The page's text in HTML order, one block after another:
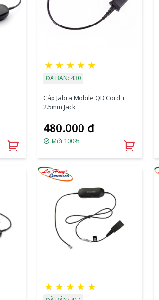
★ ★ ★ ★ ★
ĐÃ BÁN: 430
Cáp Jabra Mobile QD Cord +
2.5mm Jack
480.000 đ
Mới 100%
★ ★ ★ ★ ★